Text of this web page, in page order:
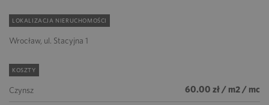
LOKALIZACJA NIERUCHOMOŚCI
Wrocław, ul. Stacyjna 1
KOSZTY
Czynsz 60.00 zł / m2 / mc